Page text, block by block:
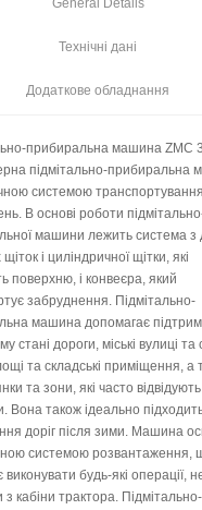
General Details
Технічні дані
Додаткове обладнання
прибиральна машина ZMC
підмітально-прибиральна
системою транспортування
В основі роботи
машини лежить система з
і циліндричної щітки, які
поверхню, і конвеєра, який
забруднення. Підмітально-
машина допомагає
стані дороги, міські вулиці та
та складські приміщення, а
та зони, які часто відвідують
Вона також ідеально
доріг після зими. Машина
системою розвантаження,
будь-які операції,
з кабіни трактора. Підмітально-